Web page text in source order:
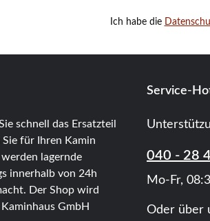
Ich habe die
schnell das Ersatzteil
für Ihren Kamin
lagernde
innerhalb von 24h
Der Shop wird
GmbH
Service-
040 - 28
Mo-Fr,
Oder über